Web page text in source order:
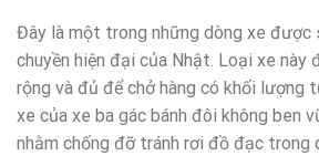
Đây là một trong những dòng xe được
chuyền hiện đại của Nhật. Loại xe này
rộng và đủ để chở hàng có khối lượng
xe của xe ba gác bánh đôi không ben
nhằm chống đỡ tránh rơi đồ đạc trong